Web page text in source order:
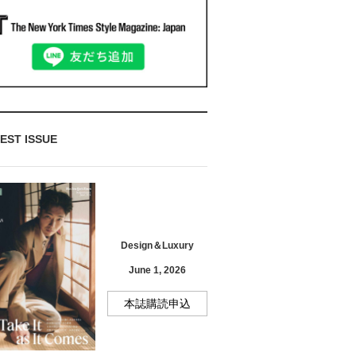
ISSUE
Design＆Luxury
June 1, 2026
本誌購読申込